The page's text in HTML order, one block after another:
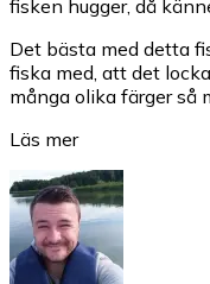
fisken hugger, då
Det bästa med detta
fiska med, att det
många olika färger så
Läs mer